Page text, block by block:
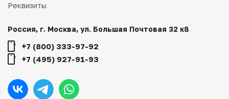
Реквизиты
Россия, г. Москва, ул. Большая Почтовая 32 к8
+7 (800) 333-97-92
+7 (495) 927-91-93